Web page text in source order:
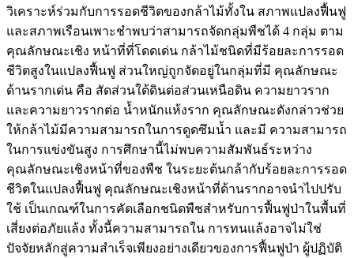
วิเคราะห์ร่วมกับการรอดชีวิตของกล้าไม้ทั้งใน สภาพแปลงฟื้นฟู
และสภาพเรือนเพาะชำพบว่าสามารถจัดกลุ่มพืชได้ 4 กลุ่ม ตาม
คุณลักษณะเชิง หน้าที่ที่โดดเด่น กล้าไม้ชนิดที่มีร้อยละการรอด
ชีวิตสูงในแปลงฟื้นฟู ส่วนใหญ่ถูกจัดอยู่ในกลุ่มที่มี คุณลักษณะ
ด้านรากเด่น คือ สัดส่วนใต้ดินต่อส่วนเหนือดิน ความยาวราก
และความยาวรากต่อ น้ำหนักแห้งราก คุณลักษณะดังกล่าวช่วย
ให้กล้าไม้มีความสามารถในการดูดซึมน้ำ และมี ความสามารถ
ในการแข่งขันสูง การศึกษานี้ไม่พบความสัมพันธ์ระหว่าง
คุณลักษณะเชิงหน้าที่ของพืช ในระยะต้นกล้ากับร้อยละการรอด
ชีวิตในแปลงฟื้นฟู คุณลักษณะเชิงหน้าที่ด้านรากอาจนำไปปรับ
ใช้ เป็นเกณฑ์ในการคัดเลือกชนิดพืชสำหรับการฟื้นฟูป่าในพื้นที่
เสี่ยงต่อภัยแล้ง ทั้งนี้ความสามารถใน การทนแล้งอาจไม่ใช่
ปัจจัยหลักสู่ความสำเร็จเพียงอย่างเดียวของการฟื้นฟูป่า ผู้ปฏิบัติ